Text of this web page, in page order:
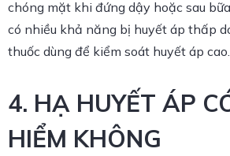
chóng mặt khi đứng dậy hoặc sau
có nhiều khả năng bị huyết áp thấp
thuốc dùng để kiểm soát huyết áp cao.
4. HẠ HUYẾT ÁP
HIỂM KHÔNG